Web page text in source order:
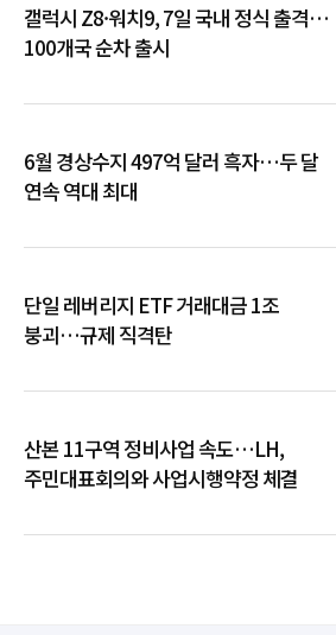
갤럭시 Z8·워치9, 7일 국내 정식 출격…
100개국 순차 출시
6월 경상수지 497억 달러 흑자…두 달
연속 역대 최대
단일 레버리지 ETF 거래대금 1조
붕괴…규제 직격탄
산본 11구역 정비사업 속도…LH,
주민대표회의와 사업시행약정 체결